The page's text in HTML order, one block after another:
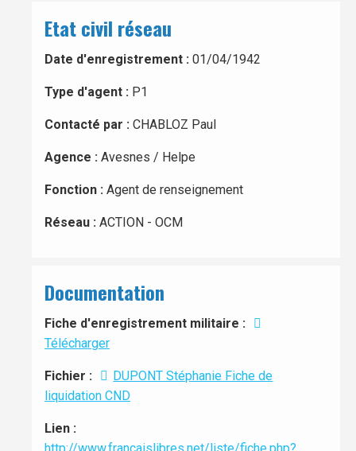
Etat civil réseau
Date d'enregistrement : 01/04/1942
Type d'agent : P1
Contacté par : CHABLOZ Paul
Agence : Avesnes / Helpe
Fonction : Agent de renseignement
Réseau : ACTION - OCM
Documentation
Fiche d'enregistrement militaire :
Télécharger
Fichier :
DUPONT Stéphanie Fiche de
liquidation CND
Lien :